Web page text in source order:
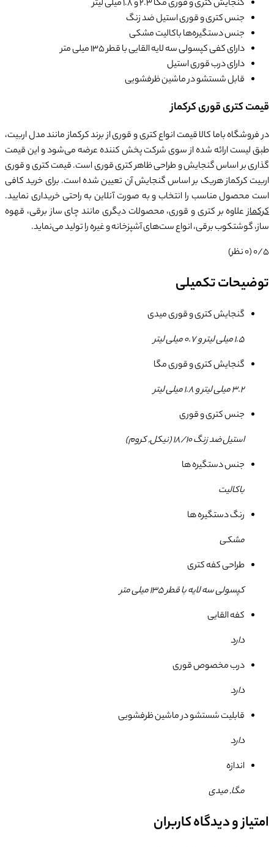
گنجایش کتری و قوری مگا 2.3 و 1.8 میلی لیتر
جنس کتری و قوری استیل ضد زنگ
جنس دستگیره‌ها باکالیت مشکی
دارای کفی کپسولی سه لایه القایی با قطر 135 میلی متر
دارای درب قوری استیل
قابل شستشو در ماشین ظرفشویی
قیمت کتری قوری کرکماز
در فروشگاه باما کالا قیمت انواع کتری و قوری از برند کرکماز مانند مدل اربیت،
طبق لیست ارائه شده از سوی شرکت پخش کننده عرضه می‌شود و این قیمت
گذاری بر اساس گنجایش و طراحی ظاهر کتری قوری است. قیمت کتری و قوری
اربیت کرکماز هریک بر اساس گنجایش آن تعیین شده است. برای خرید کافی
است محصول مناسب را انتخاب و به صورت آنلاین به راحتی خریداری نمایید.
کرکمازعلاوه بر کتری و قوری، محصولات دیگری مانند چای ساز برقی، قهوه
ساز، گوشتکوب برقی، انواع ست‌های آشپزخانه و غیره را تولید می‌نماید.
0/5(0 نظر)
توضیحات تکمیلی
گنجایش کتری و قوری میدی
1.5 میلی لیتر و 0.7 میلی لیتر
گنجایش کتری و قوری مگا
3.2 میلی لیتر و 1.8 میلی لیتر
جنس کتری و قوری
استیل ضد زنگ 18/10 (نیکل, کروم)
جنس دستگیره ها
باکالیت
رنگ دستگیره ها
مشکی
طراحی کفه کتری
کپسولی سه لایه با قطر 135 میلی متر
کفه القایی
دارد
درب مخصوص قوری
دارد
قابلیت شستشو در ماشین ظرفشویی
دارد
اندازه
مگا, میدی
امتیاز و دیدگاه کاربران